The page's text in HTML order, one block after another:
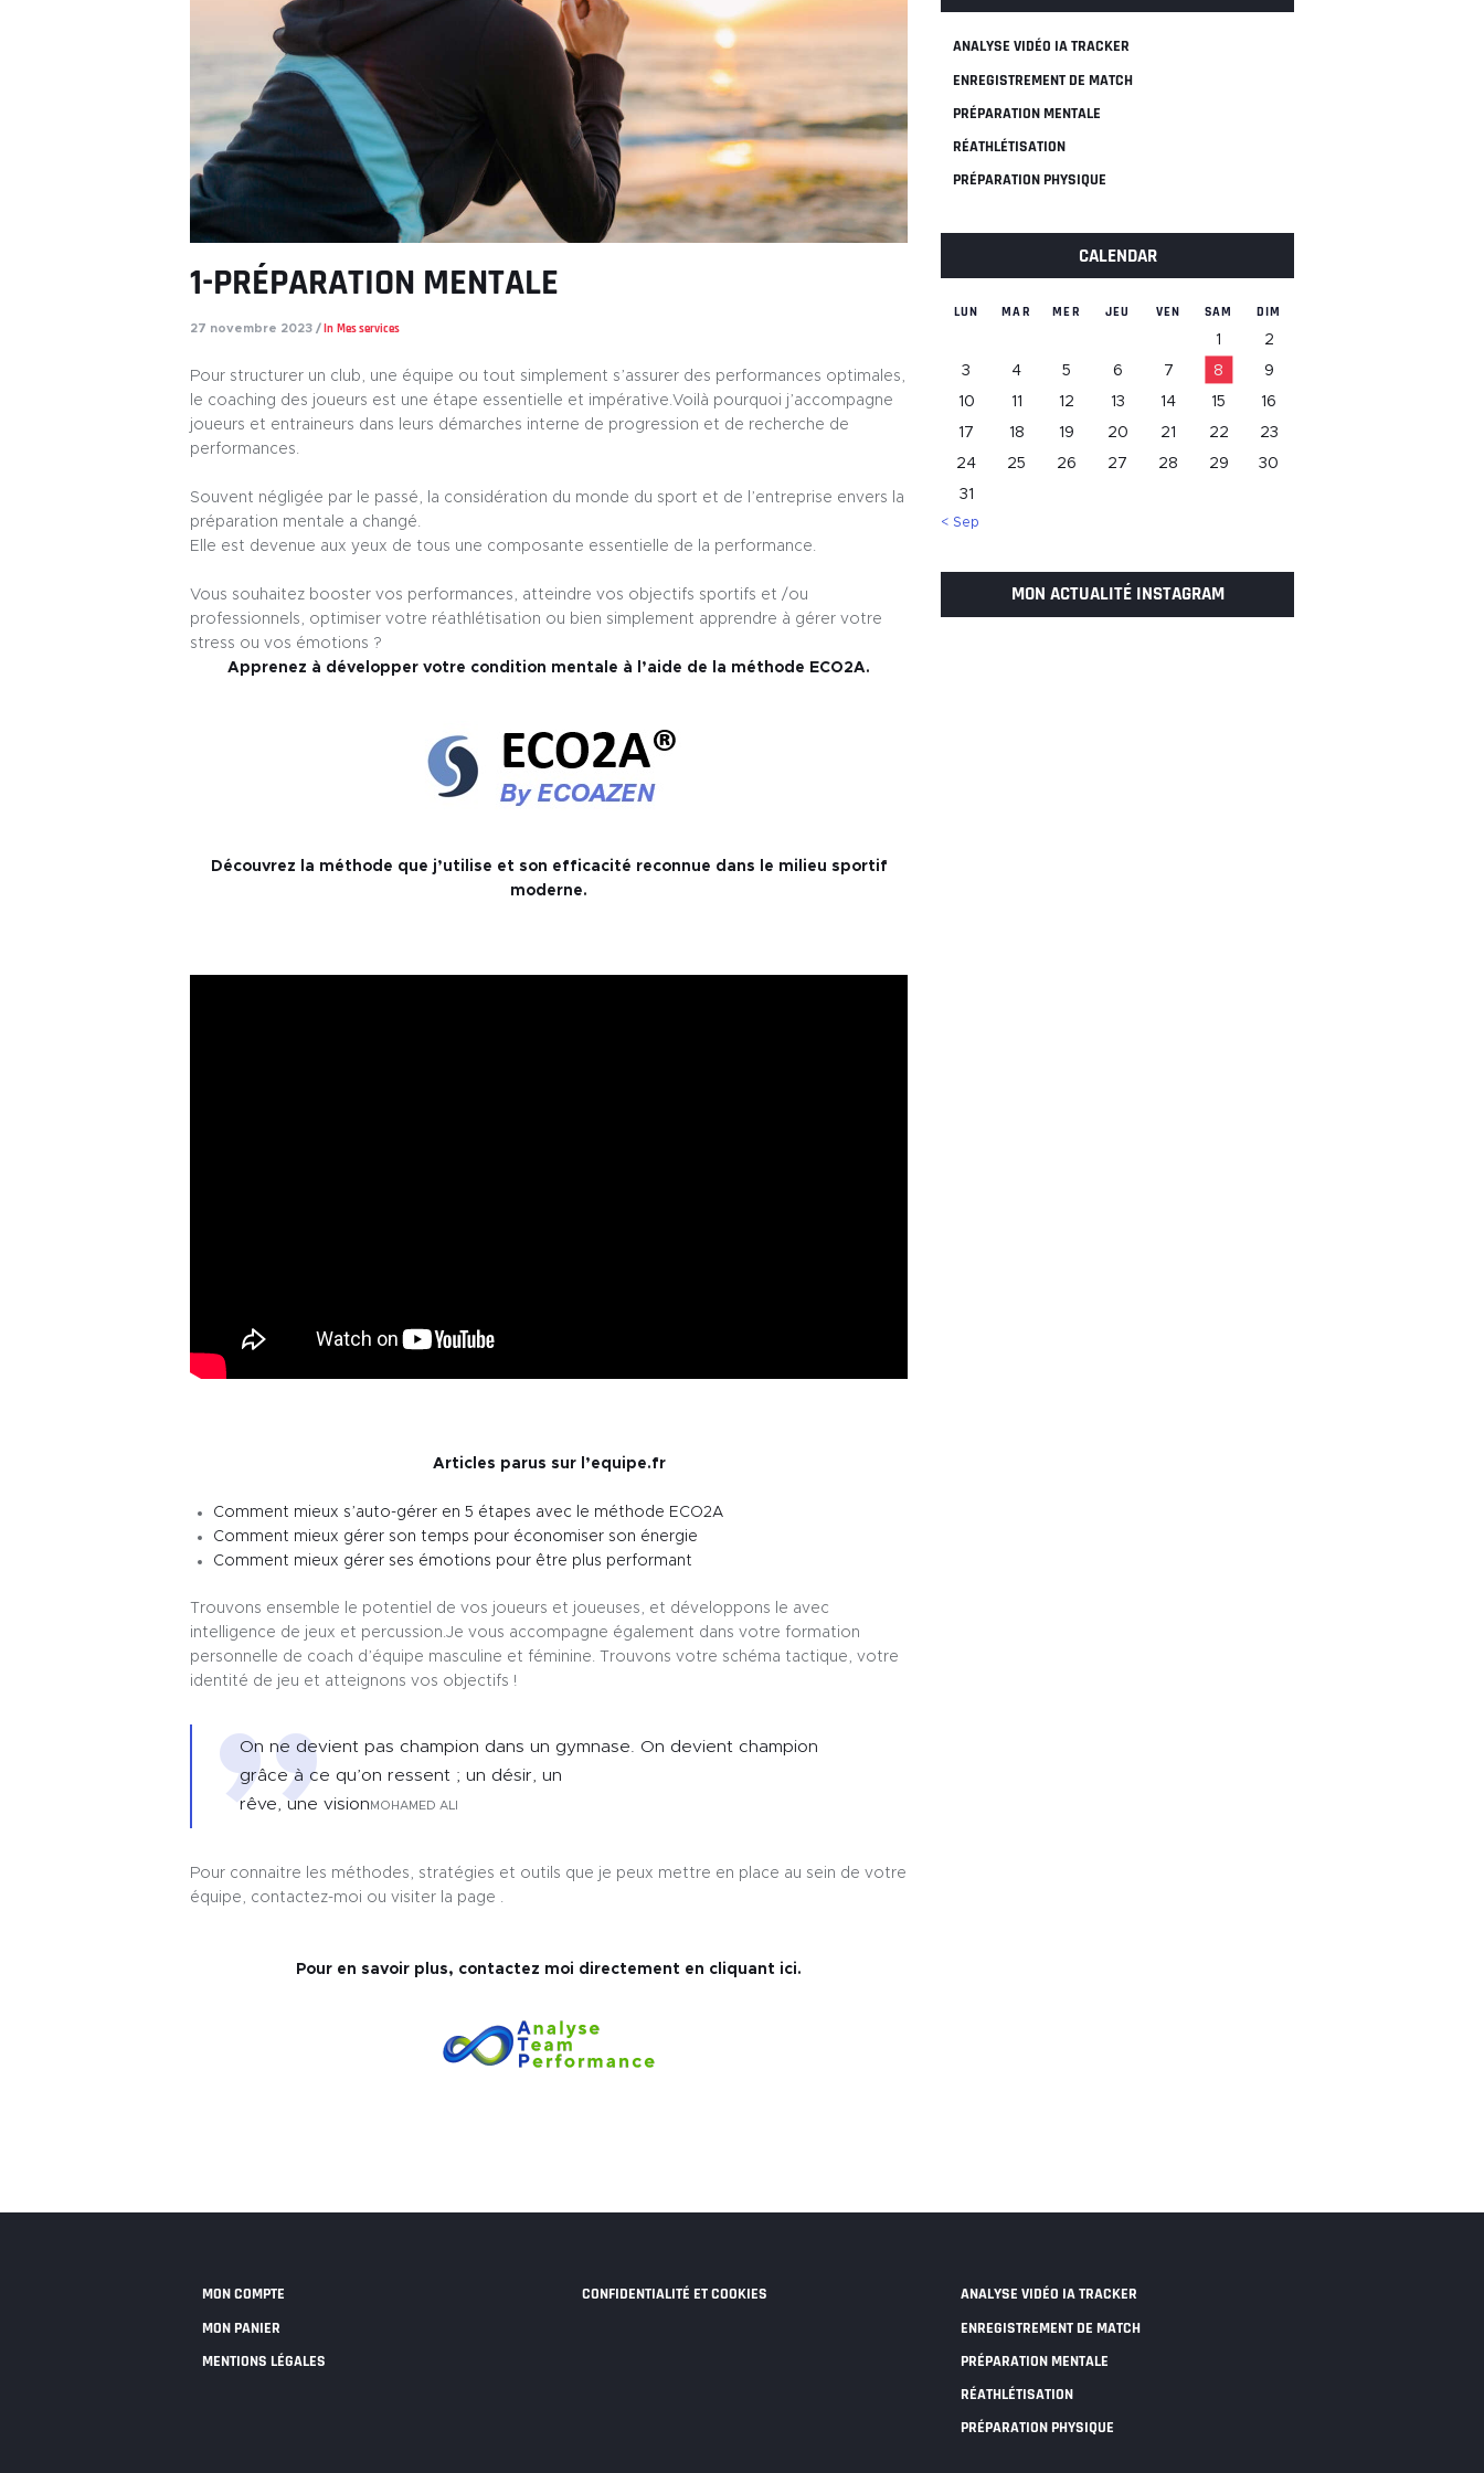
1-PRÉPARATION MENTALE
27 novembre 2023 In Mes services
Pour structurer un club, une équipe ou tout simplement s’assurer des performances optimales,
le coaching des joueurs est une étape essentielle et impérative.Voilà pourquoi j’accompagne
joueurs et entraineurs dans leurs démarches interne de progression et de recherche de
performances.
Souvent négligée par le passé, la considération du monde du sport et de l’entreprise envers la
préparation mentale a changé.
Elle est devenue aux yeux de tous une composante essentielle de la performance.
Vous souhaitez booster vos performances, atteindre vos objectifs sportifs et /ou
professionnels, optimiser votre réathlétisation ou bien simplement apprendre à gérer votre
stress ou vos émotions ?
Apprenez à développer votre condition mentale à l’aide de la méthode ECO2A.
Découvrez la méthode que j’utilise et son efficacité reconnue dans le milieu sportif
moderne.
Articles parus sur l’equipe.fr
Comment mieux s’auto-gérer en 5 étapes avec le méthode ECO2A
Comment mieux gérer son temps pour économiser son énergie
Comment mieux gérer ses émotions pour être plus performant
Trouvons ensemble le potentiel de vos joueurs et joueuses, et développons le avec
intelligence de jeux et percussion.Je vous accompagne également dans votre formation
personnelle de coach d’équipe masculine et féminine. Trouvons votre schéma tactique, votre
identité de jeu et atteignons vos objectifs !
On ne devient pas champion dans un gymnase. On devient champion
grâce à ce qu’on ressent ; un désir, un
rêve, une vision MOHAMED ALI
Pour connaitre les méthodes, stratégies et outils que je peux mettre en place au sein de votre
équipe, contactez-moi ou visiter la page .
Pour en savoir plus, contactez moi directement en cliquant ici.
ANALYSE VIDÉO IA TRACKER
ENREGISTREMENT DE MATCH
PRÉPARATION MENTALE
RÉATHLÉTISATION
PRÉPARATION PHYSIQUE
CALENDAR
LUN MAR MER JEU VEN SAM DIM
1
2
3
4 5 6 7 8
9
10
11 12 13 14 15
16
17
18 19 20 21 22
23
24
25 26 27 28 29
30
31
« Sep
MON ACTUALITÉ INSTAGRAM
MON COMPTE
MON PANIER
MENTIONS LÉGALES
CONFIDENTIALITÉ ET COOKIES
ANALYSE VIDÉO IA TRACKER
ENREGISTREMENT DE MATCH
PRÉPARATION MENTALE
RÉATHLÉTISATION
PRÉPARATION PHYSIQUE